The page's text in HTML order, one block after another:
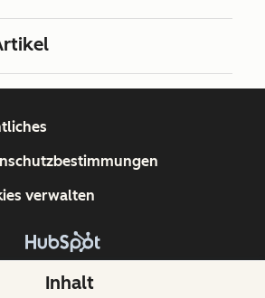
Inhalt
© 2026 HubSpot, Inc.
verwalten